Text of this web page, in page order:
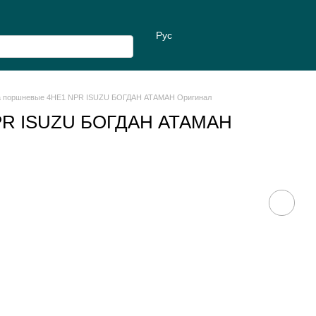
Рус
поршневые 4HE1 NPR ISUZU БОГДАН АТАМАН Оригинал
ISUZU БОГДАН АТАМАН